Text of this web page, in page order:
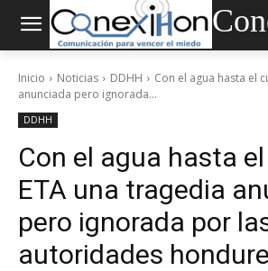
Inicio Noticias DDHH
Con el agua hasta el
anunciada pero ignorada...
DDHH
Con el agua hasta
ETA una tragedia
pero ignorada por
autoridades